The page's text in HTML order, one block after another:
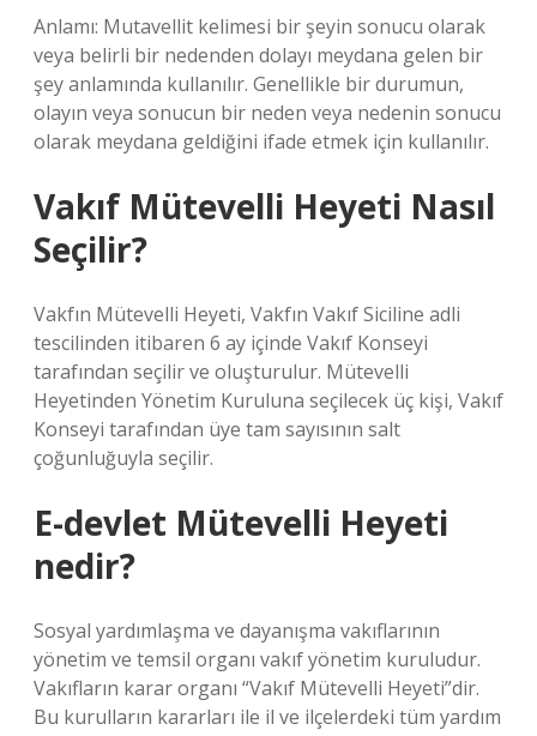
Anlamı: Mutavellit kelimesi bir şeyin sonucu olarak
veya belirli bir nedenden dolayı meydana gelen bir
şey anlamında kullanılır. Genellikle bir durumun,
olayın veya sonucun bir neden veya nedenin sonucu
olarak meydana geldiğini ifade etmek için kullanılır.
Vakıf Mütevelli Heyeti Nasıl
Seçilir?
Vakfın Mütevelli Heyeti, Vakfın Vakıf Siciline adli
tescilinden itibaren 6 ay içinde Vakıf Konseyi
tarafından seçilir ve oluşturulur. Mütevelli
Heyetinden Yönetim Kuruluna seçilecek üç kişi, Vakıf
Konseyi tarafından üye tam sayısının salt
çoğunluğuyla seçilir.
E-devlet Mütevelli Heyeti
nedir?
Sosyal yardımlaşma ve dayanışma vakıflarının
yönetim ve temsil organı vakıf yönetim kuruludur.
Vakıfların karar organı “Vakıf Mütevelli Heyeti”dir.
Bu kurulların kararları ile il ve ilçelerdeki tüm yardım